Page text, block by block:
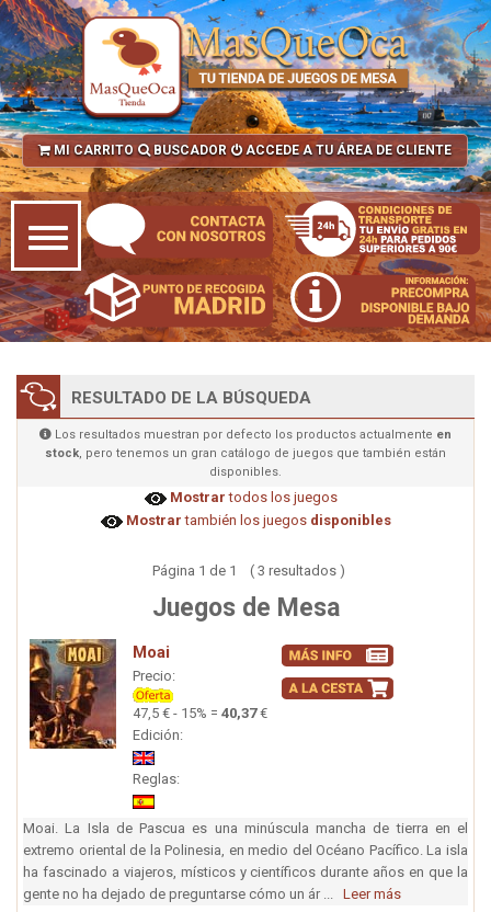
MI CARRITO BUSCADOR ACCEDE A TU ÁREA DE CLIENTE
RESULTADO DE LA BÚSQUEDA
Los resultados muestran por defecto los productos actualmente en
stock, pero tenemos un gran catálogo de juegos que también están
disponibles.
Mostrar todos los juegos
Mostrar también los juegos disponibles
Página 1 de 1 ( 3 resultados )
Juegos de Mesa
Moai
Precio:
47,5 € - 15% = 40,37€
Edición:
Reglas:
Moai. La Isla de Pascua es una minúscula mancha de tierra en el
extremo oriental de la Polinesia, en medio del Océano Pacífico. La isla
ha fascinado a viajeros, místicos y científicos durante años en que la
gente no ha dejado de preguntarse cómo un ár ... Leer más